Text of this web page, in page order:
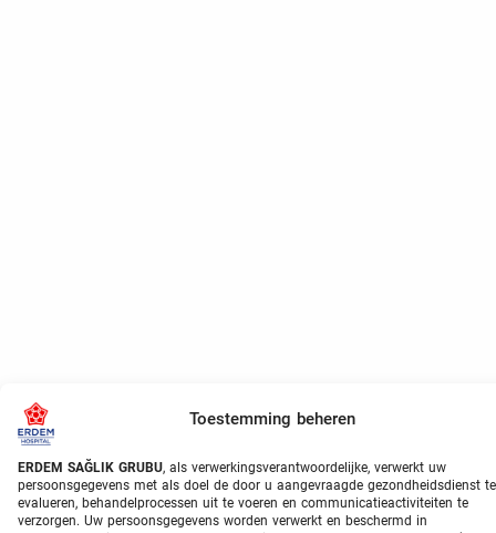
Toestemming beheren
ERDEM SAĞLIK GRUBU, als verwerkingsverantwoordelijke, verwerkt uw
persoonsgegevens met als doel de door u aangevraagde gezondheidsdienst te
evalueren, behandelprocessen uit te voeren en communicatieactiviteiten te
verzorgen. Uw persoonsgegevens worden verwerkt en beschermd in